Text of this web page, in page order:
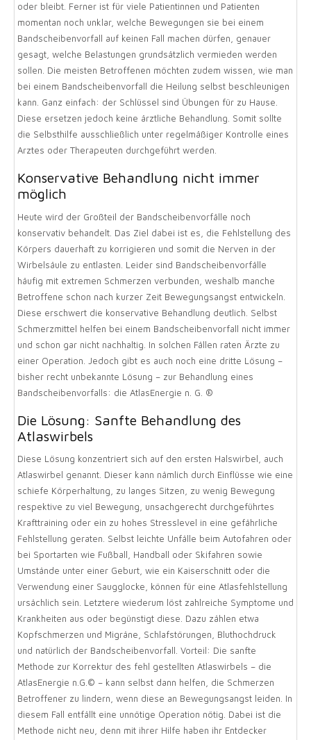
oder bleibt. Ferner ist für viele Patientinnen und Patienten
momentan noch unklar, welche Bewegungen sie bei einem
Bandscheibenvorfall auf keinen Fall machen dürfen, genauer
gesagt, welche Belastungen grundsätzlich vermieden werden
sollen. Die meisten Betroffenen möchten zudem wissen, wie man
bei einem Bandscheibenvorfall die Heilung selbst beschleunigen
kann. Ganz einfach: der Schlüssel sind Übungen für zu Hause.
Diese ersetzen jedoch keine ärztliche Behandlung. Somit sollte
die Selbsthilfe ausschließlich unter regelmäßiger Kontrolle eines
Arztes oder Therapeuten durchgeführt werden.
Konservative Behandlung nicht immer
möglich
Heute wird der Großteil der Bandscheibenvorfälle noch
konservativ behandelt. Das Ziel dabei ist es, die Fehlstellung des
Körpers dauerhaft zu korrigieren und somit die Nerven in der
Wirbelsäule zu entlasten. Leider sind Bandscheibenvorfälle
häufig mit extremen Schmerzen verbunden, weshalb manche
Betroffene schon nach kurzer Zeit Bewegungsangst entwickeln.
Diese erschwert die konservative Behandlung deutlich. Selbst
Schmerzmittel helfen bei einem Bandscheibenvorfall nicht immer
und schon gar nicht nachhaltig. In solchen Fällen raten Ärzte zu
einer Operation. Jedoch gibt es auch noch eine dritte Lösung –
bisher recht unbekannte Lösung – zur Behandlung eines
Bandscheibenvorfalls: die AtlasEnergie n. G. ®
Die Lösung: Sanfte Behandlung des
Atlaswirbels
Diese Lösung konzentriert sich auf den ersten Halswirbel, auch
Atlaswirbel genannt. Dieser kann nämlich durch Einflüsse wie eine
schiefe Körperhaltung, zu langes Sitzen, zu wenig Bewegung
respektive zu viel Bewegung, unsachgerecht durchgeführtes
Krafttraining oder ein zu hohes Stresslevel in eine gefährliche
Fehlstellung geraten. Selbst leichte Unfälle beim Autofahren oder
bei Sportarten wie Fußball, Handball oder Skifahren sowie
Umstände unter einer Geburt, wie ein Kaiserschnitt oder die
Verwendung einer Saugglocke, können für eine Atlasfehlstellung
ursächlich sein. Letztere wiederum löst zahlreiche Symptome und
Krankheiten aus oder begünstigt diese. Dazu zählen etwa
Kopfschmerzen und Migräne, Schlafstörungen, Bluthochdruck
und natürlich der Bandscheibenvorfall. Vorteil: Die sanfte
Methode zur Korrektur des fehl gestellten Atlaswirbels – die
AtlasEnergie n.G.© – kann selbst dann helfen, die Schmerzen
Betroffener zu lindern, wenn diese an Bewegungsangst leiden. In
diesem Fall entfällt eine unnötige Operation nötig. Dabei ist die
Methode nicht neu, denn mit ihrer Hilfe haben ihr Entdecker